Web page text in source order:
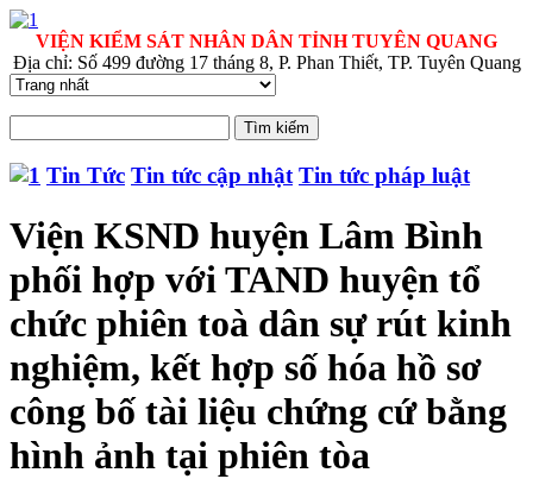
VIỆN KIỂM SÁT NHÂN DÂN TỈNH TUYÊN QUANG
Địa chỉ: Số 499 đường 17 tháng 8, P. Phan Thiết, TP. Tuyên Quang
Tin Tức Tin tức cập nhật Tin tức pháp luật
Viện KSND huyện Lâm Bình
phối hợp với TAND huyện tổ
chức phiên toà dân sự rút kinh
nghiệm, kết hợp số hóa hồ sơ
công bố tài liệu chứng cứ bằng
hình ảnh tại phiên tòa